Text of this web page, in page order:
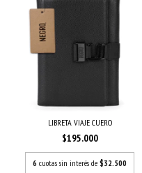
LIBRETA VIAJE CUERO
$195.000
6 cuotas sin interés de $32.500